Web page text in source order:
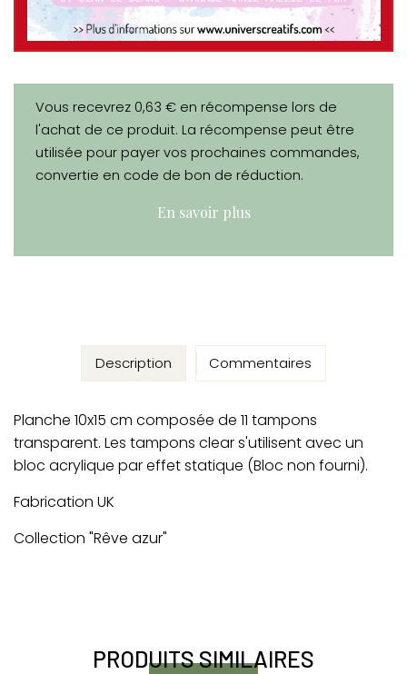
Vous recevrez 0,63 € en récompense lors de
l'achat de ce produit. La récompense peut être
utilisée pour payer vos prochaines commandes,
convertie en code de bon de réduction.
En savoir plus
Description
Planche 10x15 cm composée de 11 tampons
transparent. Les tampons clear s'utilisent avec un
bloc acrylique par effet statique (Bloc non fourni).
Fabrication UK
Collection "Rêve azur"
Commentaires
PRODUITS SIMILAIRES